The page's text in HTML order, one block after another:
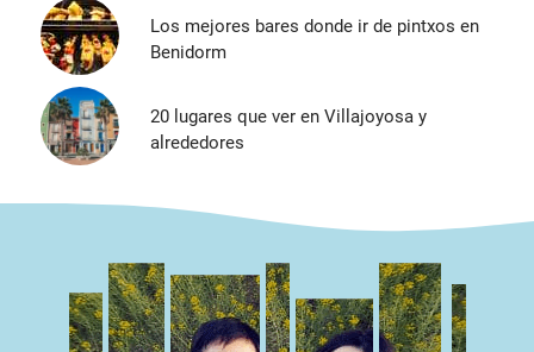
Los mejores bares donde ir de pintxos en
Benidorm
20 lugares que ver en Villajoyosa y
alrededores